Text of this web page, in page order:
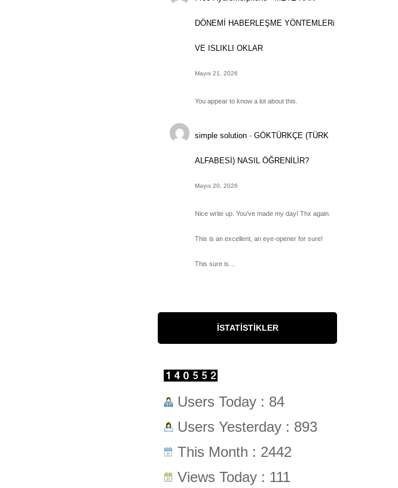
DÖNEMİ HABERLEŞME YÖNTEMLERi
VE ISLIKLI OKLAR
Mayıs 21, 2026
You appear to know a lot about this.
simple solution -GÖKTÜRKÇE (TÜRK
ALFABESİ) NASIL ÖĞRENİLİR?
Mayıs 20, 2026
Nice write up. You've made my day! Thx again.
This is an excellent, an eye-opener for sure!
This sure is…
İSTATISTIKLER
Users Today : 84
Users Yesterday : 893
This Month : 2442
Views Today : 111